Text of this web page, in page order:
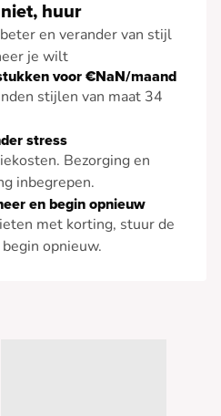
huur
en verander van stijl
je wilt
voor €NaN/maand
stijlen van maat 34
stress
Bezorging en
inbegrepen.
en begin opnieuw
met korting, stuur de
opnieuw.